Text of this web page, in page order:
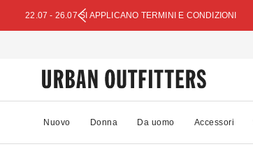
22.07 - 26.07 SI APPLICANO TERMINI E CONDIZIONI
Nuovo Donna Da uomo Accessori